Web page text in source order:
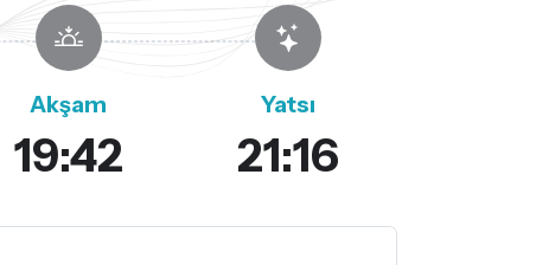
Akşam
19:42
Yatsı
21:16